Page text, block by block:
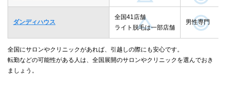
ダンディハウス
全国41店舗
ライト脱毛は一部店舗
男性専門
全国にサロンやクリニックがあれば、引越しの際にも安心です。
転勤などの可能性がある人は、全国展開のサロンやクリニックを選んでおき
ましょう。